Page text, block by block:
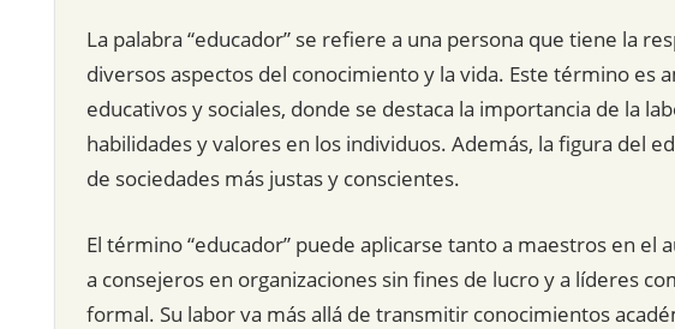
La palabra “educador” se refiere a una persona que tiene la
diversos aspectos del conocimiento y la vida. Este término es
educativos y sociales, donde se destaca la importancia de la
habilidades y valores en los individuos. Además, la figura del
de sociedades más justas y conscientes.
El término “educador” puede aplicarse tanto a maestros en el
a consejeros en organizaciones sin fines de lucro y a líderes
formal. Su labor va más allá de transmitir conocimientos